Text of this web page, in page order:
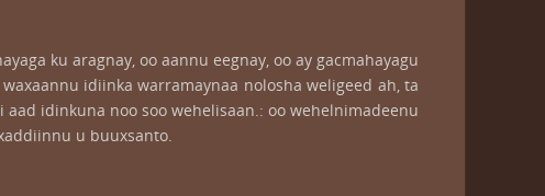
ku aragnay, oo aannu eegnay, oo ay gacmahayagu
idiinka warramaynaa nolosha weligeed ah, ta
idinkuna noo soo wehelisaan.: oo wehelnimadeenu
u buuxsanto.